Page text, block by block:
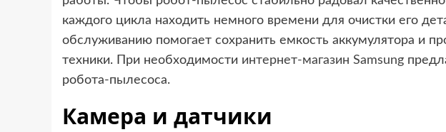
каждого цикла находить немного времени для очистки его
обслуживанию помогает сохранить емкость аккумулятора и
техники. При необходимости интернет-магазин Samsung
робота-пылесоса.
Камера и датчики